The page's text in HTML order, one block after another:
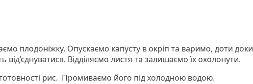
плодоніжку. Опускаємо капусту в окріп та варимо, доти доки
від’єднуватися. Відділяємо листя та залишаємо їх охолонути.
рис. Промиваємо його під холодною водою.